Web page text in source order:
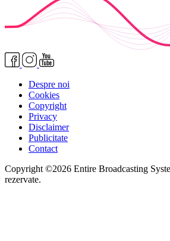
Despre noi
Cookies
Copyright
Privacy
Disclaimer
Publicitate
Contact
Copyright ©2026 Entire Broadcasting
rezervate.